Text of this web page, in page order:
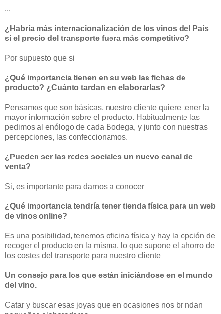
...
¿Habría más internacionalización de los vinos del País
si el precio del transporte fuera más competitivo?
Por supuesto que si
¿Qué importancia tienen en su web las fichas de
producto? ¿Cuánto tardan en elaborarlas?
Pensamos que son básicas, nuestro cliente quiere tener la
mayor información sobre el producto. Habitualmente las
pedimos al enólogo de cada Bodega, y junto con nuestras
percepciones, las confeccionamos.
¿Pueden ser las redes sociales un nuevo canal de
venta?
Si, es importante para darnos a conocer
¿Qué importancia tendría tener tienda física para un web
de vinos online?
Es una posibilidad, tenemos oficina física y hay la opción de
recoger el producto en la misma, lo que supone el ahorro de
los costes del transporte para nuestro cliente
Un consejo para los que están iniciándose en el mundo
del vino.
Catar y buscar esas joyas que en ocasiones nos brindan